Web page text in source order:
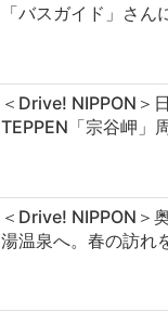
「バスガイド」さ
＜Drive! NIPPON＞
TEPPEN「宗谷岬」
＜Drive! NIPPON＞
湯温泉へ。春の訪れ